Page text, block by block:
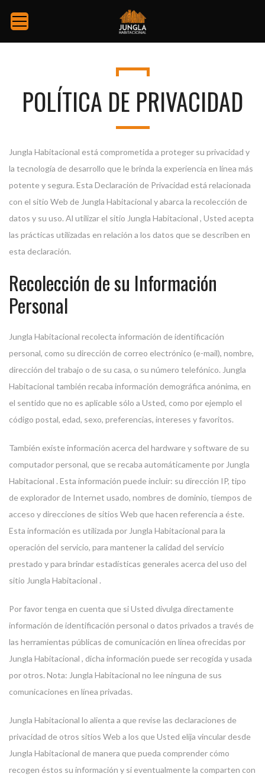
POLÍTICA DE PRIVACIDAD
Jungla Habitacional está comprometida a proteger su privacidad y
la tecnología de desarrollo que le brinda la experiencia en línea más
potente y segura. Esta Declaración de Privacidad está relacionada
con el sitio Web de Jungla Habitacional y abarca la recolección de
datos y su uso. Al utilizar el sitio Jungla Habitacional , Usted acepta
las prácticas utilizadas en relación a los datos que se describen en
esta declaración.
Recolección de su Información
Personal
Jungla Habitacional recolecta información de identificación
personal, como su dirección de correo electrónico (e-mail), nombre,
dirección del trabajo o de su casa, o su número telefónico. Jungla
Habitacional también recaba información demográfica anónima, en
el sentido que no es aplicable sólo a Usted, como por ejemplo el
código postal, edad, sexo, preferencias, intereses y favoritos.
También existe información acerca del hardware y software de su
computador personal, que se recaba automáticamente por Jungla
Habitacional . Esta información puede incluir: su dirección IP, tipo
de explorador de Internet usado, nombres de dominio, tiempos de
acceso y direcciones de sitios Web que hacen referencia a éste.
Esta información es utilizada por Jungla Habitacional para la
operación del servicio, para mantener la calidad del servicio
prestado y para brindar estadísticas generales acerca del uso del
sitio Jungla Habitacional .
Por favor tenga en cuenta que si Usted divulga directamente
información de identificación personal o datos privados a través de
las herramientas públicas de comunicación en línea ofrecidas por
Jungla Habitacional , dicha información puede ser recogida y usada
por otros. Nota: Jungla Habitacional no lee ninguna de sus
comunicaciones en línea privadas.
Jungla Habitacional lo alienta a que revise las declaraciones de
privacidad de otros sitios Web a los que Usted elija vincular desde
Jungla Habitacional de manera que pueda comprender cómo
recogen éstos su información y si eventualmente la comparten con